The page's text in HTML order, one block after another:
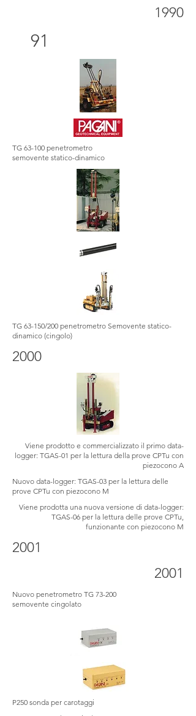
1990
91
TG 63-100 penetrometro
semovente statico-dinamico
TG 63-150/200 penetrometro Semovente statico-
dinamico (cingolo)
2000
Viene prodotto e commercializzato il primo data-
logger: TGAS-01 per la lettura della prove CPTu con
piezocono A
Nuovo data-logger: TGAS-03 per la lettura delle
prove CPTu con piezocono M
Viene prodotta una nuova versione di data-logger:
TGAS-06 per la lettura delle prove CPTu,
funzionante con piezocono M
2001
2001
Nuovo penetrometro TG 73-200
semovente cingolato
P250 sonda per carotaggi